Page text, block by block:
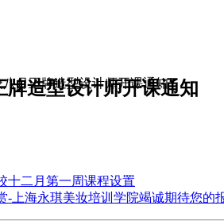
八月王牌造型设计师开课通知
牌造型设计师开课通知
十二月第一周课程设置
-上海永琪美妆培训学院竭诚期待您的